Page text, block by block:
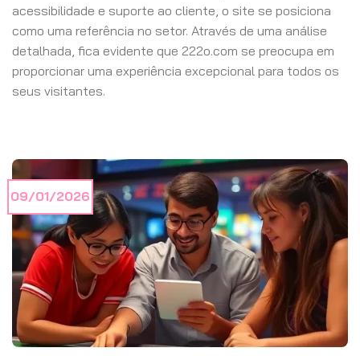
acessibilidade e suporte ao cliente, o site se posiciona
como uma referência no setor. Através de uma análise
detalhada, fica evidente que 222o.com se preocupa em
proporcionar uma experiência excepcional para todos os
seus visitantes.
09/01/2026